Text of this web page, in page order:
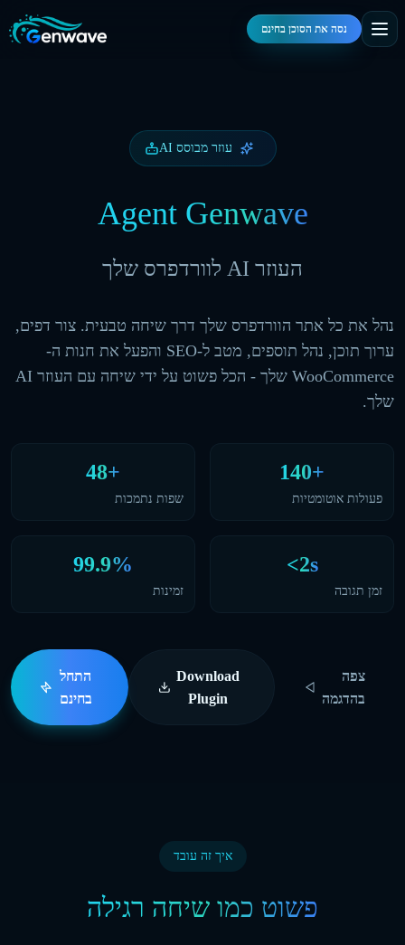
נסה את הסוכן בחינם
עוזר מבוסס AI
Genwave
Agent
העוזר AI לוורדפרס שלך
נהל את כל אתר הוורדפרס שלך דרך שיחה טבעית. צור דפים,
ערוך תוכן, נהל תוספים, מטב ל-SEO והפעל את חנות ה-
WooCommerce שלך - הכל פשוט על ידי שיחה עם העוזר AI
שלך.
140+
פעולות אוטומטיות
48+
שפות נתמכות
<2s
זמן תגובה
99.9%
זמינות
התחל
בחינם
Download
Plugin
צפה
בהדגמה
איך זה עובד
פשוט כמו שיחה רגילה